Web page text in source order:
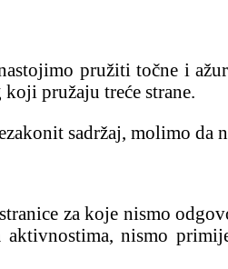
pružiti točne i
pružaju treće strane.
sadržaj, molimo da
za koje nismo
nismo